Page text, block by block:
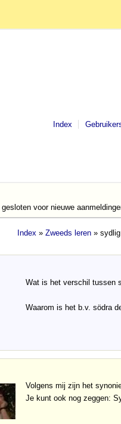
Index
voor nieuwe
Index » Zweeds leren »
Wat is het verschil tussen
Waarom is het b.v. södra
Volgens mij zijn het
Je kunt ook nog zeggen: